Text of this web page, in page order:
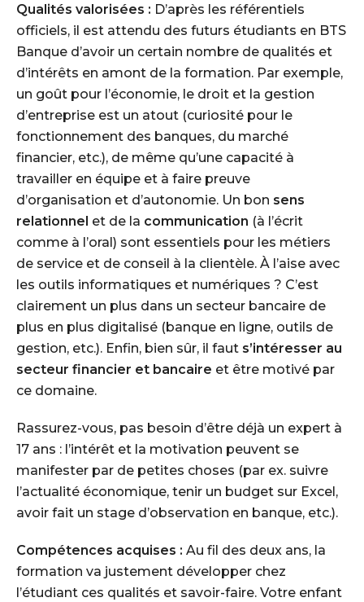
Qualités valorisées : D’après les référentiels
officiels, il est attendu des futurs étudiants en BTS
Banque d’avoir un certain nombre de qualités et
d’intérêts en amont de la formation. Par exemple,
un goût pour l’économie, le droit et la gestion
d’entreprise est un atout (curiosité pour le
fonctionnement des banques, du marché
financier, etc.), de même qu’une capacité à
travailler en équipe et à faire preuve
d’organisation et d’autonomie. Un bon sens
relationnel et de la communication (à l’écrit
comme à l’oral) sont essentiels pour les métiers
de service et de conseil à la clientèle. À l’aise avec
les outils informatiques et numériques ? C’est
clairement un plus dans un secteur bancaire de
plus en plus digitalisé (banque en ligne, outils de
gestion, etc.). Enfin, bien sûr, il faut s’intéresser au
secteur financier et bancaire et être motivé par
ce domaine.
Rassurez-vous, pas besoin d’être déjà un expert à
17 ans : l’intérêt et la motivation peuvent se
manifester par de petites choses (par ex. suivre
l’actualité économique, tenir un budget sur Excel,
avoir fait un stage d’observation en banque, etc.).
Compétences acquises : Au fil des deux ans, la
formation va justement développer chez
l’étudiant ces qualités et savoir-faire. Votre enfant